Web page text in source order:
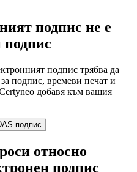
подпис не е
подпис
подпис трябва да
подпис, времеви печат и
добавя към вашия
подпис
относно
подпис